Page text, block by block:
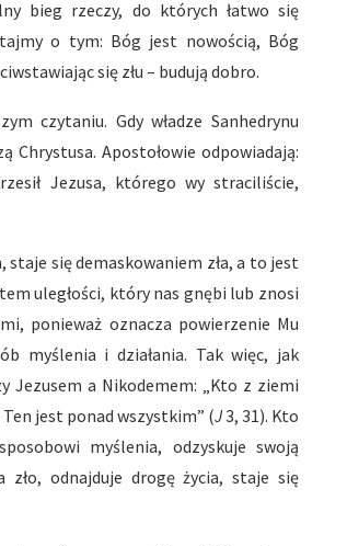
bieg rzeczy, do których łatwo się
o tym: Bóg jest nowością, Bóg
się złu – budują dobro.
czytaniu. Gdy władze Sanhedrynu
Chrystusa. Apostołowie odpowiadają:
Jezusa, którego wy straciliście,
się demaskowaniem zła, a to jest
uległości, który nas gnębi lub znosi
ponieważ oznacza powierzenie Mu
myślenia i działania. Tak więc, jak
Jezusem a Nikodemem: „Kto z ziemi
jest ponad wszystkim” (J3, 31). Kto
myślenia, odzyskuje swoją
odnajduje drogę życia, staje się